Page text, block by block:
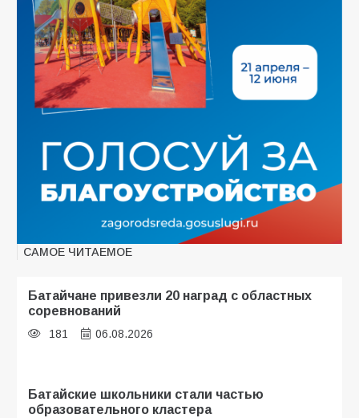
САМОЕ ЧИТАЕМОЕ
Батайчане привезли 20 наград с областных
соревнований
181 06.08.2026
Батайские школьники стали частью
образовательного кластера